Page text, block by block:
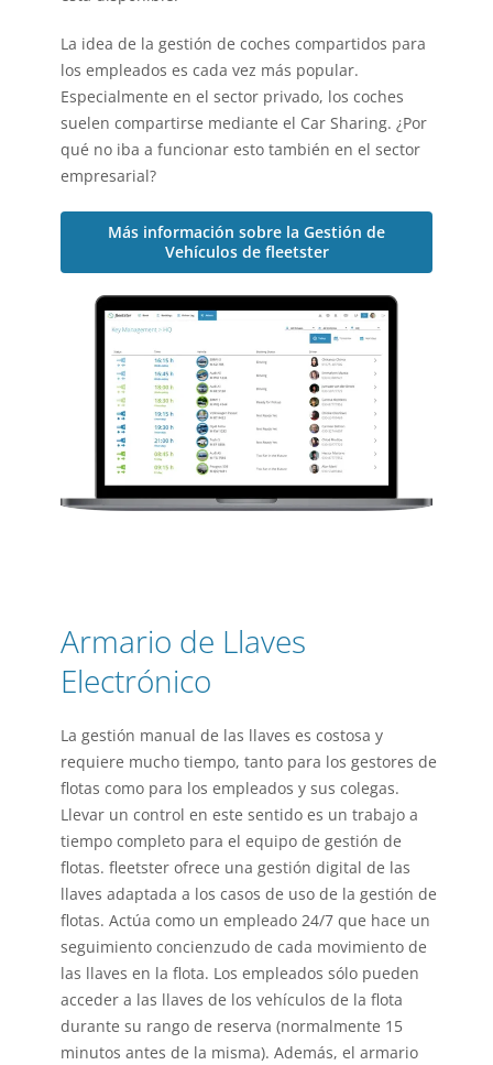
La idea de la gestión de coches compartidos para
los empleados es cada vez más popular.
Especialmente en el sector privado, los coches
suelen compartirse mediante el Car Sharing. ¿Por
qué no iba a funcionar esto también en el sector
empresarial?
Más información sobre la Gestión de
Vehículos de fleetster
Armario de Llaves
Electrónico
La gestión manual de las llaves es costosa y
requiere mucho tiempo, tanto para los gestores de
flotas como para los empleados y sus colegas.
Llevar un control en este sentido es un trabajo a
tiempo completo para el equipo de gestión de
flotas. fleetster ofrece una gestión digital de las
llaves adaptada a los casos de uso de la gestión de
flotas. Actúa como un empleado 24/7 que hace un
seguimiento concienzudo de cada movimiento de
las llaves en la flota. Los empleados sólo pueden
acceder a las llaves de los vehículos de la flota
durante su rango de reserva (normalmente 15
minutos antes de la misma). Además, el armario